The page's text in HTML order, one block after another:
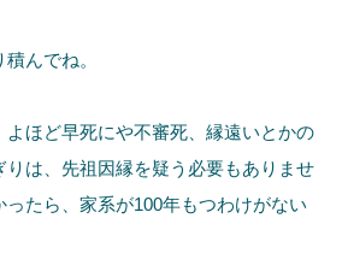
んでね。
よほど早死にや不審死、縁遠いとかの
は、先祖因縁を疑う必要もありませ
ったら、家系が100年もつわけがない